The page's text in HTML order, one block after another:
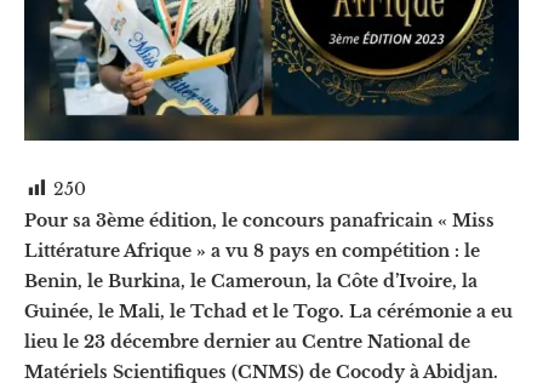
250
Pour sa 3ème édition, le concours panafricain « Miss
Littérature Afrique » a vu 8 pays en compétition : le
Benin, le Burkina, le Cameroun, la Côte d’Ivoire, la
Guinée, le Mali, le Tchad et le Togo. La cérémonie a eu
lieu le 23 décembre dernier au Centre National de
Matériels Scientifiques (CNMS) de Cocody à Abidjan.